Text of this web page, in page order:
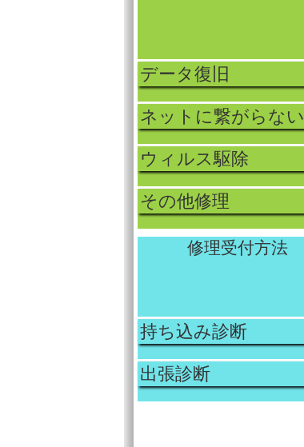
データ復旧
ネットに繋がらない
ウィルス駆除
その他修理
修理受付方法
持ち込み診断
出張診断